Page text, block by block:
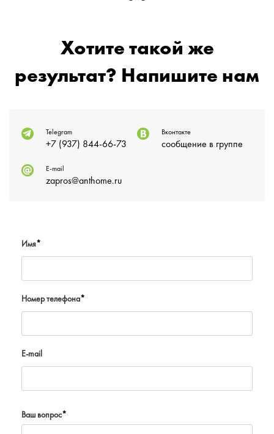
Хотите такой же
результат? Напишите нам
Telegram
+7 (937) 844-66-73
Вконтакте
сообщение в группе
E-mail
zapros@anthome.ru
Имя*
Номер телефона*
E-mail
Ваш вопрос*